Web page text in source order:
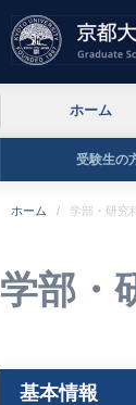
ホーム
受験生の
ホーム 学部・研究
学部・
基本情報